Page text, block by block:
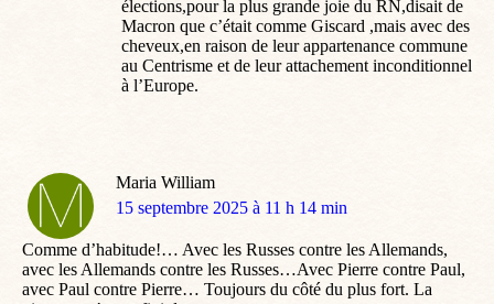
élections,pour la plus grande joie du RN,disait de
Macron que c’était comme Giscard ,mais avec des
cheveux,en raison de leur appartenance commune
au Centrisme et de leur attachement inconditionnel
à l’Europe.
Maria William
dit
15 septembre 2025 à 11 h 14 min
Comme d’habitude!… Avec les Russes contre les Allemands,
avec les Allemands contre les Russes…Avec Pierre contre Paul,
avec Paul contre Pierre… Toujours du côté du plus fort. La